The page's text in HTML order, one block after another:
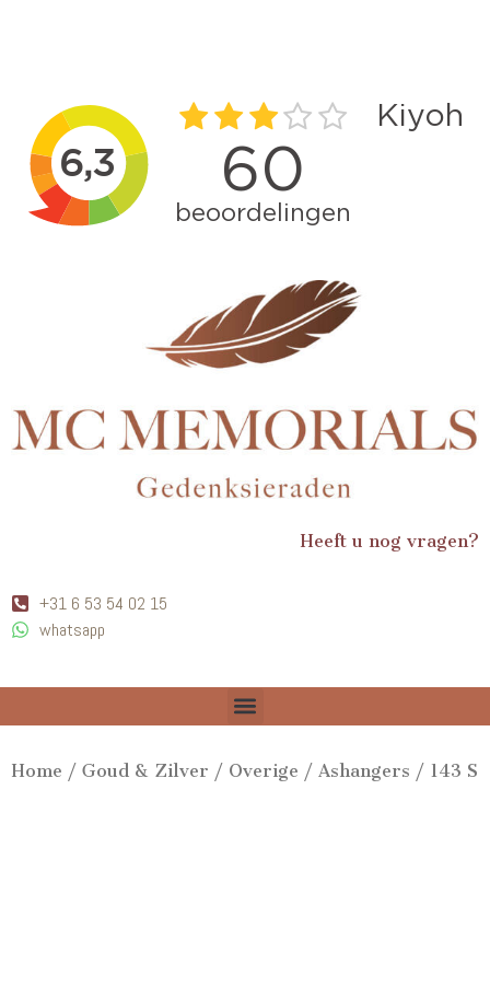
Heeft u nog vragen?
+31 6 53 54 02 15
whatsapp
Home / Goud & Zilver / Overige / Ashangers / 143 S